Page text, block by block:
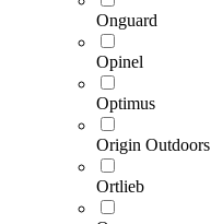
Onguard
Opinel
Optimus
Origin Outdoors
Ortlieb